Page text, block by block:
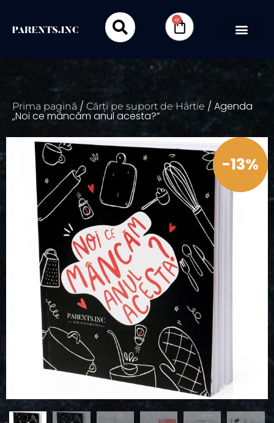
0
Prima pagină / Cărți pe suport de Hârtie / Agenda
„Noi ce mâncăm anul acesta?”
-13%